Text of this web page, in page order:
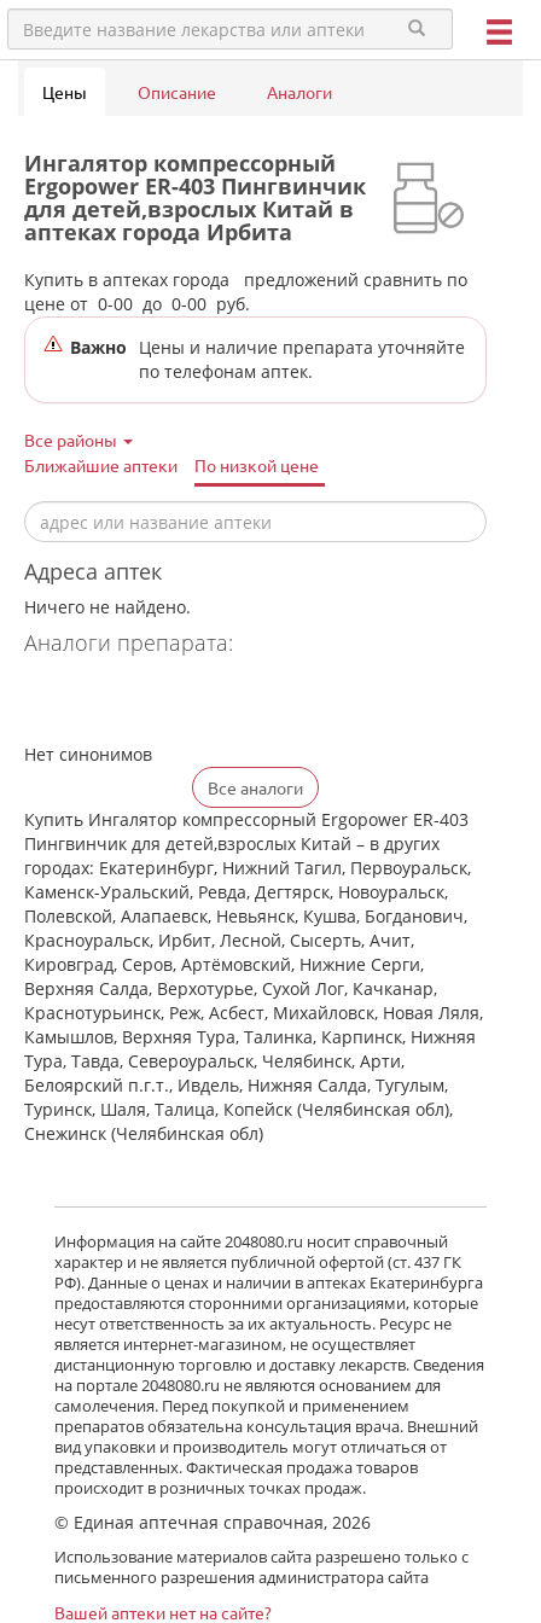
Цены Описание Аналоги
Ингалятор компрессорный
Ergopower ER-403 Пингвинчик
для детей,взрослых Китай в
аптеках города Ирбита
Купить в аптеках города
предложений сравнить по
цене от 0-00 до 0-00 руб.
Важно
Цены и наличие препарата уточняйте
по телефонам аптек.
Все районы
Ближайшие аптеки
По низкой цене
Адреса аптек
Ничего не найдено.
Аналоги препарата:
Нет синонимов
Все аналоги
Купить Ингалятор компрессорный Ergopower ER-403
Пингвинчик для детей,взрослых Китай – в других
городах: Екатеринбург, Нижний Тагил, Первоуральск,
Каменск-Уральский, Ревда, Дегтярск, Новоуральск,
Полевской, Алапаевск, Невьянск, Кушва, Богданович,
Красноуральск, Ирбит, Лесной, Сысерть, Ачит,
Кировград, Серов, Артёмовский, Нижние Cерги,
Верхняя Салда, Верхотурье, Сухой Лог, Качканар,
Краснотурьинск, Реж, Асбест, Михайловск, Новая Ляля,
Камышлов, Верхняя Тура, Талинка, Карпинск, Нижняя
Тура, Тавда, Североуральск, Челябинск, Арти,
Белоярский п.г.т., Ивдель, Нижняя Салда, Тугулым,
Туринск, Шаля, Талица, Копейск (Челябинская обл),
Снежинск (Челябинская обл)
Информация на сайте 2048080.ru носит справочный
характер и не является публичной офертой (ст. 437 ГК
РФ). Данные о ценах и наличии в аптеках Екатеринбурга
предоставляются сторонними организациями, которые
несут ответственность за их актуальность. Ресурс не
является интернет-магазином, не осуществляет
дистанционную торговлю и доставку лекарств. Сведения
на портале 2048080.ru не являются основанием для
самолечения. Перед покупкой и применением
препаратов обязательна консультация врача. Внешний
вид упаковки и производитель могут отличаться от
представленных. Фактическая продажа товаров
происходит в розничных точках продаж.
© Единая аптечная справочная, 2026
Использование материалов сайта разрешено только с
письменного разрешения администратора сайта
Вашей аптеки нет на сайте?